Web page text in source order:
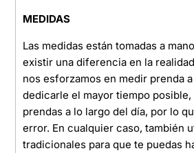
MEDIDAS
Las medidas están tomadas a
existir una diferencia en la
nos esforzamos en medir prenda
dedicarle el mayor tiempo
prendas a lo largo del día, por lo
error. En cualquier caso, también
tradicionales para que te puedas